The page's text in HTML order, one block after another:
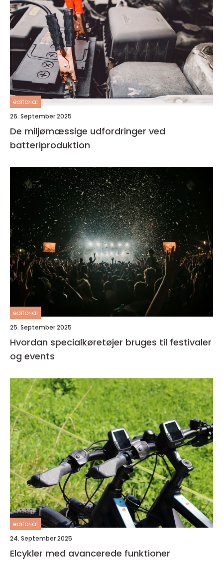
editorial
26. September 2025
De miljømæssige udfordringer ved
batteriproduktion
editorial
25. September 2025
Hvordan specialkøretøjer bruges til festivaler
og events
editorial
24. September 2025
Elcykler med avancerede funktioner